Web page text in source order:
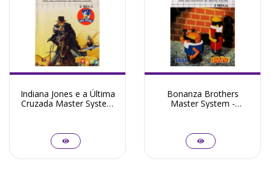
Indiana Jones e a Última
Cruzada Master System
Bonanza Brothers
Master System -